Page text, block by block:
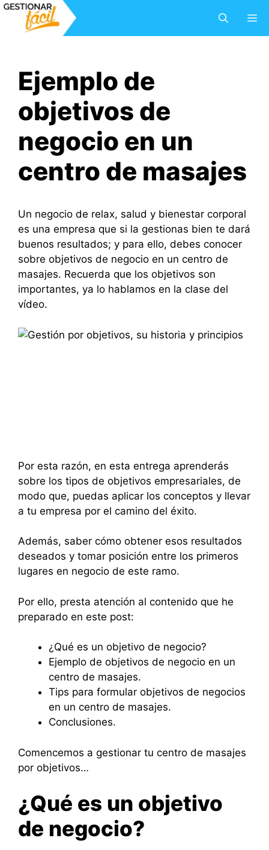
Saltar
Ejemplo de
objetivos de
negocio en un
centro de masajes
Un negocio de relax, salud y bienestar corporal
es una empresa que si la gestionas bien te dará
buenos resultados; y para ello, debes conocer
sobre objetivos de negocio en un centro de
masajes. Recuerda que los objetivos son
importantes, ya lo hablamos en la clase del
vídeo.
Por esta razón, en esta entrega aprenderás
sobre los tipos de objetivos empresariales, de
modo que, puedas aplicar los conceptos y llevar
a tu empresa por el camino del éxito.
Además, saber cómo obtener esos resultados
deseados y tomar posición entre los primeros
lugares en negocio de este ramo.
Por ello, presta atención al contenido que he
preparado en este post:
¿Qué es un objetivo de negocio?
Ejemplo de objetivos de negocio en un
centro de masajes.
Tips para formular objetivos de negocios
en un centro de masajes.
Conclusiones.
Comencemos a gestionar tu centro de masajes
por objetivos…
¿Qué es un objetivo
de negocio?